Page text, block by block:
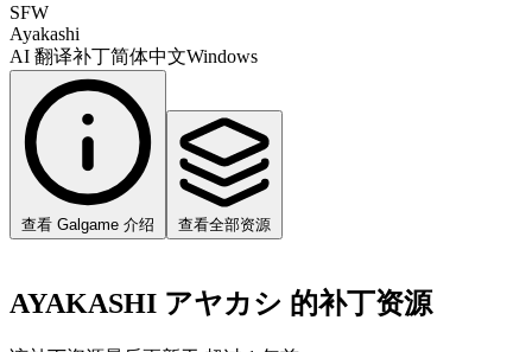
SFW
Ayakashi
AI 翻译补丁简体中文Windows
查看 Galgame 介绍 查看全部资源
AYAKASHI アヤカシ 的补丁资源